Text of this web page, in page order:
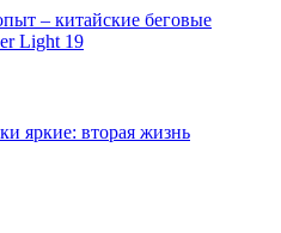
– китайские беговые
Light 19
яркие: вторая жизнь